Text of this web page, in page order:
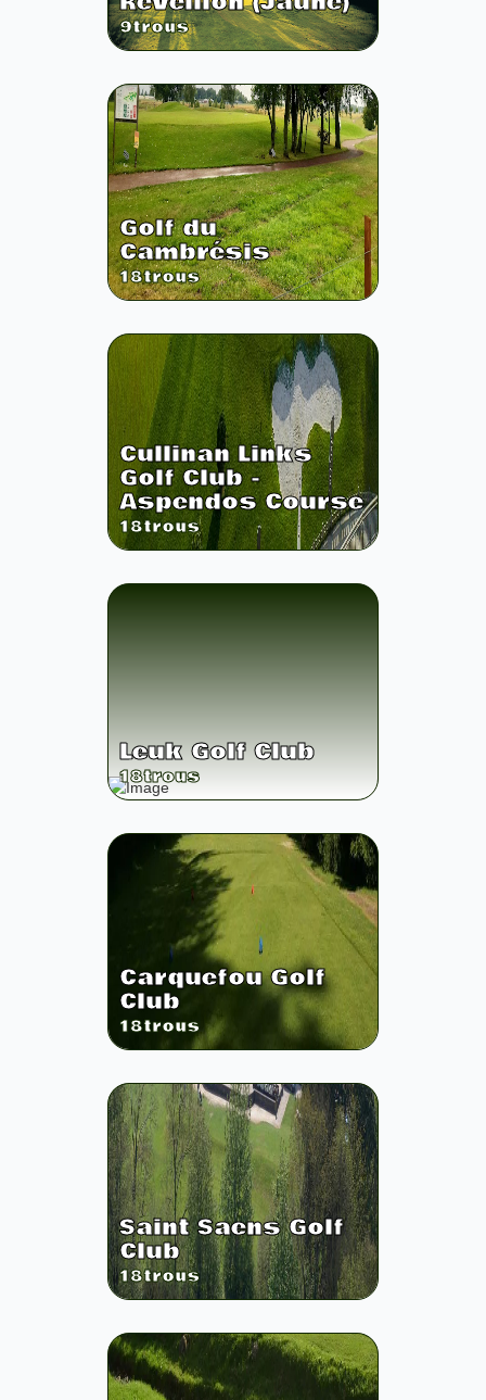
9trous
Golf du
Cambrésis
18trous
Cullinan Links
Golf Club -
Aspendos Course
18trous
Leuk Golf Club
18trous
Carquefou Golf
Club
18trous
Saint Saens Golf
Club
18trous